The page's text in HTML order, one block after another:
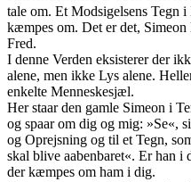
tale om. Et Modsigelsens Tegn
kæmpes om. Det er det,
Fred.
I denne Verden eksisterer der
alene, men ikke Lys alene.
enkelte Menneskesjæl.
Her staar den gamle Simeon i
og spaar om dig og mig: »Se«,
og Oprejsning og til et Tegn,
skal blive aabenbaret«. Er han i
der kæmpes om ham i dig.